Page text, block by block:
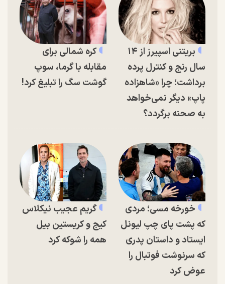
بریتنی اسپیرز از ۱۴
سال رنج و کنترل پرده
برداشت؛ چرا «شاهزاده
پاپ» دیگر نمی‌خواهد
به صحنه برگردد؟
کره شمالی برای
مقابله با گرما، سوپ
گوشت سگ را تبلیغ کرد!
خورخه مسی؛ مردی
که پشت پای چپ لیونل
ایستاد و داستان پدری
که سرنوشت فوتبال را
عوض کرد
گریم عجیب نیکلاس
کیج و کریستین بیل
همه را شوکه کرد